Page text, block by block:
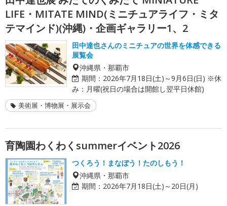
LIFE・MITATE MIND(ミニチュアライフ・ミタ
テマインド)(沖縄)・企画ギャラリー1、2
田中達也さんのミニチュアの世界を体感できる
展覧会
沖縄県・那覇市
期間： 2026年7月18日(土)～9月6日(日) ※休
み：月曜(祝日の場合は開館し翌平日休館)
美術展・博物展・展示会
育陶園わくわくsummerイベント2026
つくろう！まなぼう！たのしもう！
沖縄県・那覇市
期間： 2026年7月18日(土)～20日(月)